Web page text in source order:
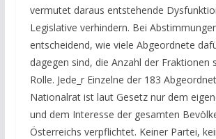
vermutet daraus entstehende
Legislative verhindern. Bei
entscheidend, wie viele Abgeordnete
dagegen sind, die Anzahl der Fraktionen
Rolle. Jede_r Einzelne der 183
Nationalrat ist laut Gesetz nur dem
und dem Interesse der gesamten
Österreichs verpflichtet. Keiner Partei,